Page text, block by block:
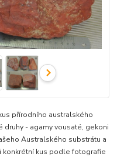
přírodního australského
- agamy vousaté, gekoni
Australského substrátu a
konkrétní kus podle fotografie